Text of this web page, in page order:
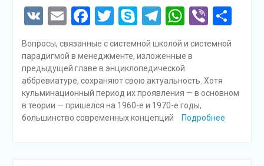
VKEmailFacebook
Twitter
SkypeTelegram
Viber
Вопросы, связанные с системной школой и системной
парадигмой в менеджменте, изложенные в
предыдущей главе в энциклопедической
аббревиатуре, сохраняют свою актуальность. Хотя
кульминационный период их проявления — в основном
в теории — пришелся на 1960-е и 1970-е годы,
большинство современных концепций
Подробнее